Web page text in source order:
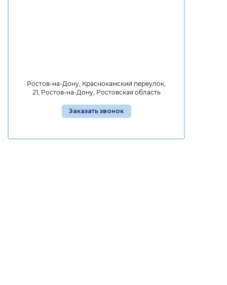
Ростов-на-Дону, Краснокамский переулок,
21, Ростов-на-Дону, Ростовская область
Заказать звонок